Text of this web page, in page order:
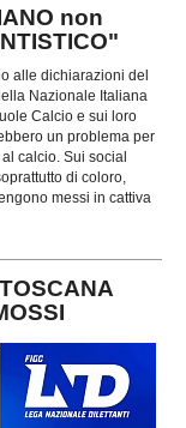
non
alle dichiarazioni del
Nazionale Italiana
Calcio e sui loro
un problema per
calcio. Sui social
di coloro,
messi in cattiva